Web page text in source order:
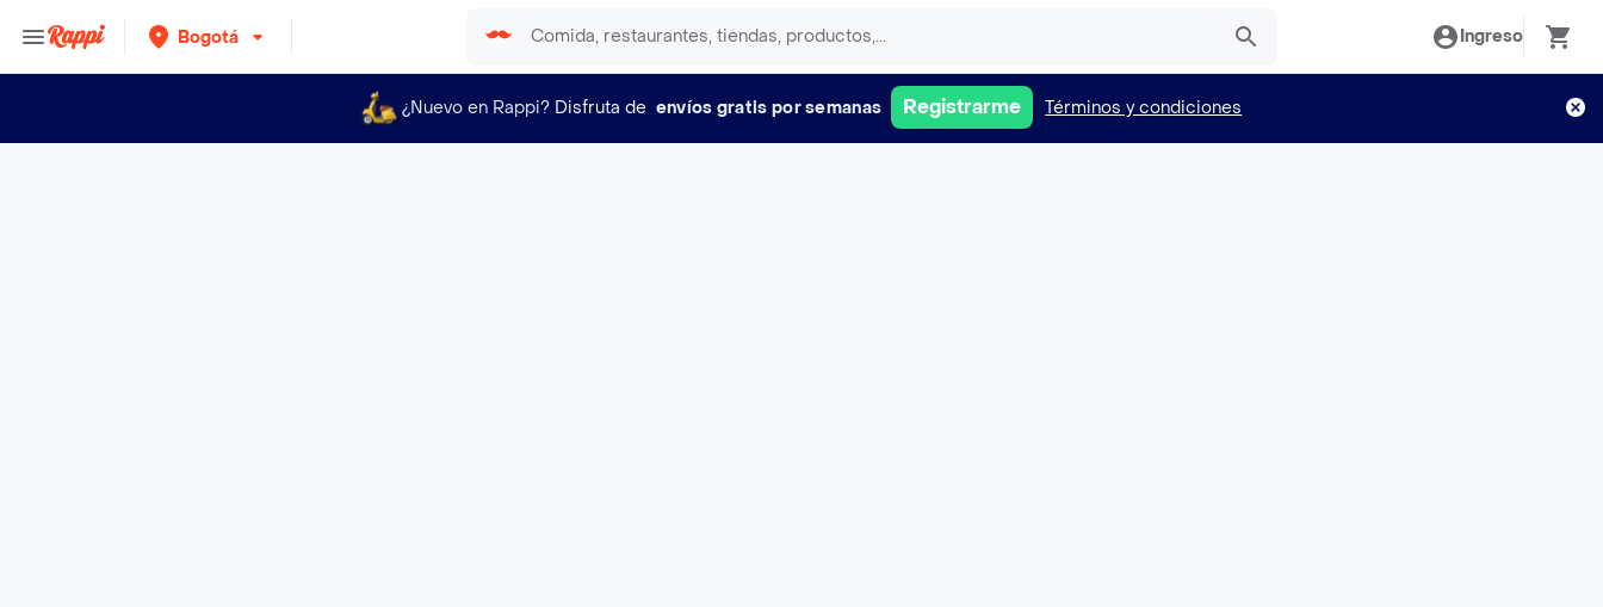
Bogotá Ingreso
¿Nuevo en Rappi? Disfruta de envíos gratis por semanas Registrarme Términos y condiciones